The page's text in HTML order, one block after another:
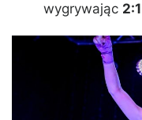
wygrywając 2:1